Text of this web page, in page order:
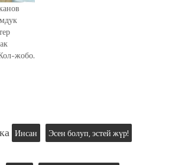
жобо.
Инсан Эсен болуп, эстей жүр!